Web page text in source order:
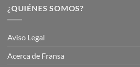
¿QUIÉNES SOMOS?
Aviso Legal
Acerca de Fransa